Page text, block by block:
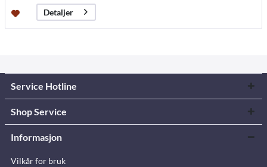
Detaljer
Service Hotline
Shop Service
Informasjon
Vilkår for bruk